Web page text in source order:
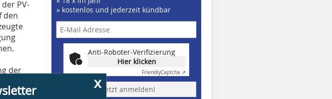
PV-
den
der
x
» kostenlos und jederzeit kündbar
Anti-Roboter-Verifizierung
Hier klicken
FriendlyCaptcha ⇗
» Jetzt anmelden!